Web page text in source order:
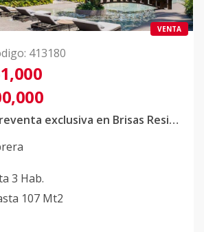
VENTA
: 413180
Aprovecha la preventa exclusiva en Brisas Residences Cabrera
3 Hab.
107 Mt2